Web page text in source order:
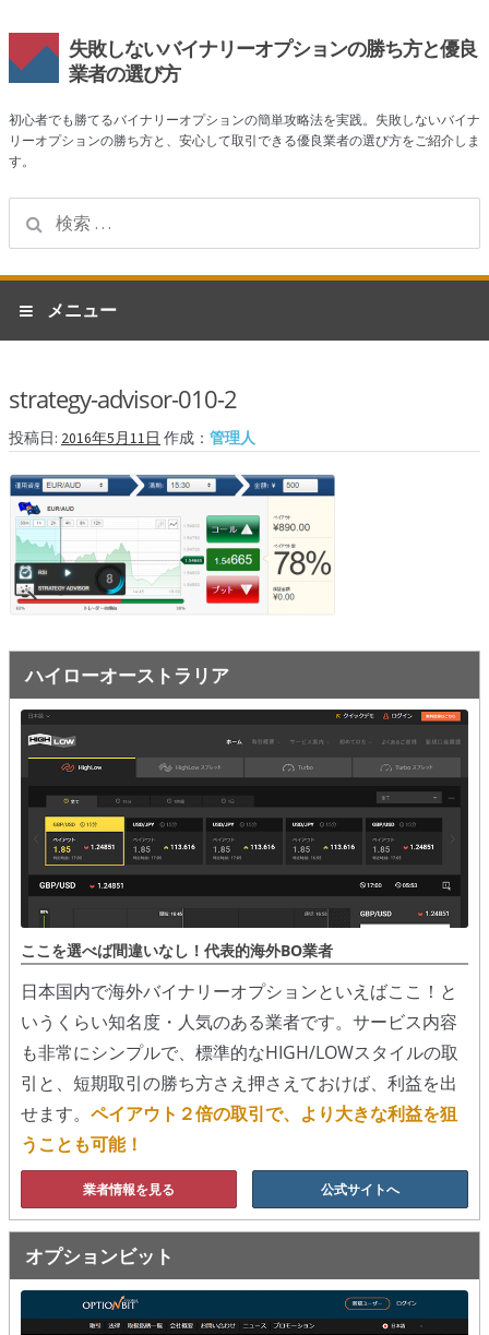
失敗しないバイナリーオプションの勝ち方と優良
業者の選び方
初心者でも勝てるバイナリーオプションの簡単攻略法を実践。失敗しないバイナ
リーオプションの勝ち方と、安心して取引できる優良業者の選び方をご紹介しま
す。
ナ
ビ
ゲ
シ
ン
へ
ス
キ
ッ
プ
コ
ン
テ
ツ
ス
キ
ッ
プ
メニュー
業者一覧
ハイローオーストラリア
オプションビット
ファイブスターズオプション
初心者講座
トレンドを見極める
トレンド順張りで勝つ方法
逆張りと相場変動のしくみ
シグナルはダマシに注意
負けそうなときは損切り
攻略法まとめ
ローソク足チャート
移動平均線
トレンド順張り
MACD
RSI
ボリンジャーバンド
ストラテジーアドバイザー
スポットフォロー
strategy-advisor-010-2
投稿日: 2016年5月11日 作成： 管理人
ハイローオーストラリア
ここを選べば間違いなし！代表的海外BO業者
日本国内で海外バイナリーオプションといえばここ！と
いうくらい知名度・人気のある業者です。サービス内容
も非常にシンプルで、標準的なHIGH/LOWスタイルの取
引と、短期取引の勝ち方さえ押さえておけば、利益を出
せます。 ペイアウト２倍の取引で、より大きな利益を狙
うことも可能！
業者情報を見る 公式サイトへ
オプションビット